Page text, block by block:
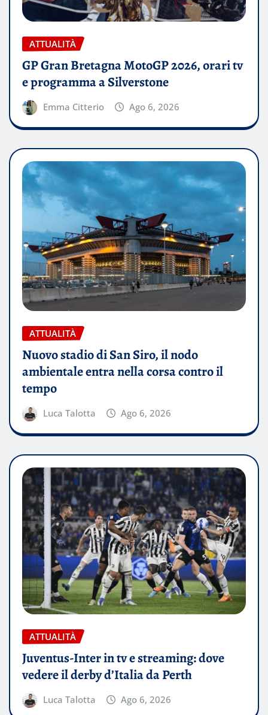
ATTUALITÀ
GP Gran Bretagna MotoGP 2026, orari tv
e programma a Silverstone
Emma Citterio Ago 6, 2026
ATTUALITÀ
Nuovo stadio di San Siro, il nodo
ambientale entra nella corsa contro il
tempo
Luca Talotta Ago 6, 2026
ATTUALITÀ
Juventus-Inter in tv e streaming: dove
vedere il derby d’Italia da Perth
Luca Talotta Ago 6, 2026